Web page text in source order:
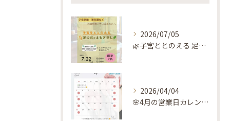
2026/07/05
🌿子宮ととのえる 足つぼ×よもぎ蒸し🌿
2026/04/04
🌸4月の営業日カレンダー🗓️です🌸